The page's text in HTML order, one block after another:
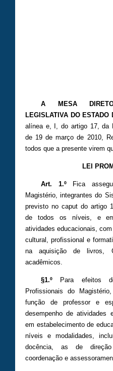
A MESA
LEGISLATIVA DO ESTADO
alínea e, I, do artigo 17, da
de 19 de março de 2010,
todos que a presente virem
LEI
Art. 1.ºFica
Magistério, integrantes do
previsto no caput do artigo
de todos os níveis, e
atividades educacionais,
cultural, profissional e
na aquisição de livros,
acadêmicos.
§1.ºPara efeitos
Profissionais do
função de professor e
desempenho de atividades
em estabelecimento de
níveis e modalidades,
docência, as de
coordenação e